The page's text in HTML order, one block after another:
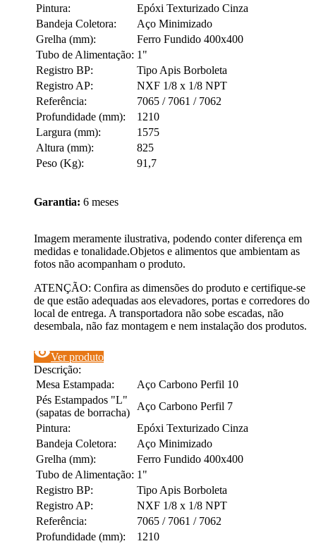
Pintura:
Epóxi Texturizado Cinza
Bandeja Coletora:
Aço Minimizado
Grelha (mm):
Ferro Fundido 400x400
Tubo de Alimentação: 1"
Registro BP:
Tipo Apis Borboleta
Registro AP:
NXF 1/8 x 1/8 NPT
Referência:
7065 / 7061 / 7062
Profundidade (mm):
1210
Largura (mm):
1575
Altura (mm):
825
Peso (Kg):
91,7
Garantia: 6 meses
Imagem meramente ilustrativa, podendo conter diferença em
medidas e tonalidade.Objetos e alimentos que ambientam as
fotos não acompanham o produto.
ATENÇÃO: Confira as dimensões do produto e certifique-se
de que estão adequadas aos elevadores, portas e corredores do
local de entrega. A transportadora não sobe escadas, não
desembala, não faz montagem e nem instalação dos produtos.
visibilityVer produto
Descrição:
Mesa Estampada:
Aço Carbono Perfil 10
Pés Estampados "L"
(sapatas de borracha)
Aço Carbono Perfil 7
Pintura:
Epóxi Texturizado Cinza
Bandeja Coletora:
Aço Minimizado
Grelha (mm):
Ferro Fundido 400x400
Tubo de Alimentação: 1"
Registro BP:
Tipo Apis Borboleta
Registro AP:
NXF 1/8 x 1/8 NPT
Referência:
7065 / 7061 / 7062
Profundidade (mm):
1210